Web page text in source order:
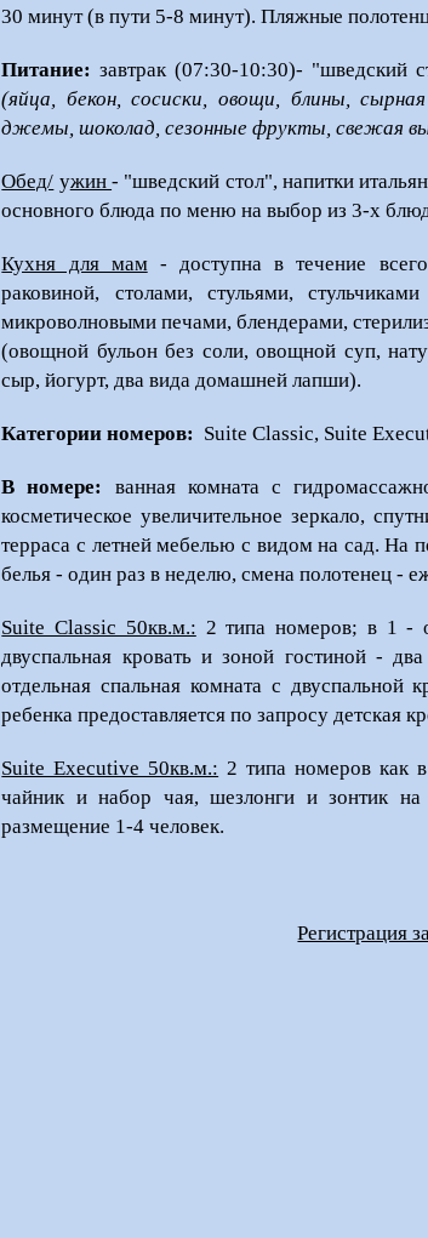
30 минут (в пути 5-8 минут). Пляжные
Питание:завтрак (07:30-10:30)- "шведский
(яйца, бекон, сосиски, овощи, блины,
джемы, шоколад, сезонные фрукты, свежая
Обед/ ужин- "шведский стол", напитки
основного блюда по меню на выбор из 3-х
Кухня для мам- доступна в течение
раковиной, столами, стульями,
микроволновыми печами, блендерами,
(овощной бульон без соли, овощной суп,
сыр, йогурт, два вида домашней лапши).
Категории номеров: Suite Classic, Suite
В номере:
ванная комната с
косметическое увеличительное зеркало,
терраса с летней мебелью с видом на сад. На
белья - один раз в неделю, смена полотенец -
Suite Classic 50кв.м.: 2 типа номеров; в 1 -
двуспальная кровать и зоной гостиной -
отдельная спальная комната с
ребенка предоставляется по запросу детская
Suite Executive 50кв.м.: 2 типа номеров как
чайник и набор чая, шезлонги и зонтик
размещение 1-4 человек.
Регистрация